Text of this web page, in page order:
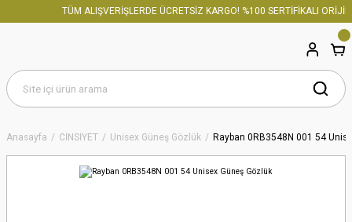
TÜM ALIŞVERİŞLERDE ÜCRETSİZ KARGO! %100 SERTİFİKALI
Anasayfa CİNSİYET Unisex Güneş Gözlük Rayban 0RB3548N 001 54